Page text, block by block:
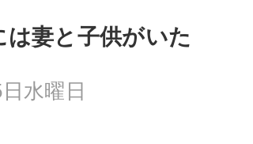
は妻と子供がいた
水曜日